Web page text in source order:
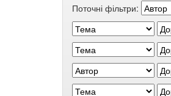
Поточні фільтри: